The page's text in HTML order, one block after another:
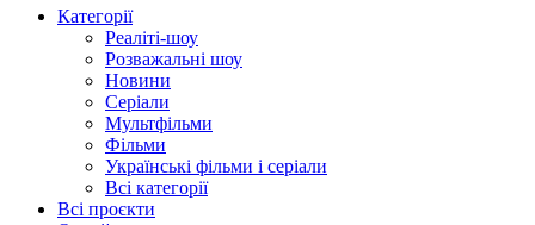
Категорії
Реаліті-шоу
Розважальні шоу
Новини
Серіали
Мультфільми
Фільми
Українські фільми і серіали
Всі категорії
Всі проєкти